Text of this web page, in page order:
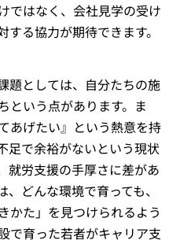
ではなく、会社見学の受け
る協力が期待できます。
題としては、自分たちの施
という点があります。ま
あげたい』という熱意を持
足で余裕がないという現状
就労支援の手厚さに差があ
どんな環境で育っても、
かた」を見つけられるよう
で育った若者がキャリア支